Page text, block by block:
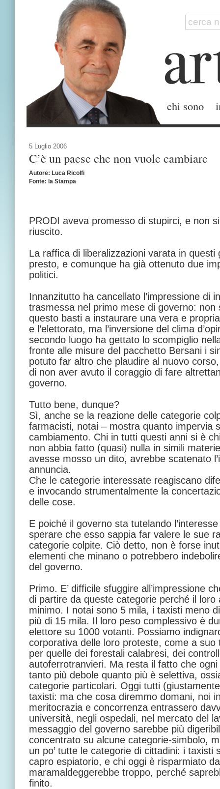
chi sono
5 Luglio 2006
C’è un paese che non vuole cambiare
Autore: Luca Ricolfi
Fonte: la Stampa
PRODI aveva promesso di stupirci, e non
riuscito.
La raffica di liberalizzazioni varata in
presto, e comunque ha già ottenuto due
politici.
Innanzitutto ha cancellato l’impressione di
trasmessa nel primo mese di governo: non
questo basti a instaurare una vera e
e l’elettorato, ma l’inversione del clima
secondo luogo ha gettato lo scompiglio
fronte alle misure del pacchetto Bersani i
potuto far altro che plaudire al nuovo
di non aver avuto il coraggio di fare
governo.
Tutto bene, dunque?
Sì, anche se la reazione delle categorie
farmacisti, notai – mostra quanto impervia
cambiamento. Chi in tutti questi anni si è
non abbia fatto (quasi) nulla in simili
avesse mosso un dito, avrebbe scatenato
annuncia.
Che le categorie interessate reagiscano
e invocando strumentalmente la
delle cose.
E poiché il governo sta tutelando
sperare che esso sappia far valere le sue
categorie colpite. Ciò detto, non è forse
elementi che minano o potrebbero
del governo.
Primo. E’ difficile sfuggire all’impressione
di partire da queste categorie perché il loro
minimo. I notai sono 5 mila, i taxisti meno
più di 15 mila. Il loro peso complessivo è
elettore su 1000 votanti. Possiamo
corporativa delle loro proteste, come a suo
per quelle dei forestali calabresi, dei
autoferrotranvieri. Ma resta il fatto che
tanto più debole quanto più è selettiva,
categorie particolari. Oggi tutti
taxisti: ma che cosa diremmo domani, noi
meritocrazia e concorrenza entrassero
università, negli ospedali, nel mercato del
messaggio del governo sarebbe più
concentrato su alcune categorie-simbolo,
un po’ tutte le categorie di cittadini: i taxisti
capro espiatorio, e chi oggi è risparmiato
maramaldeggerebbe troppo, perché
finito.